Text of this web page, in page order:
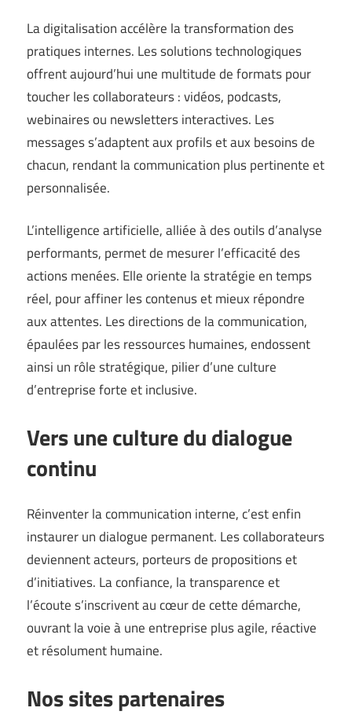
La digitalisation accélère la transformation des
pratiques internes. Les solutions technologiques
offrent aujourd’hui une multitude de formats pour
toucher les collaborateurs : vidéos, podcasts,
webinaires ou newsletters interactives. Les
messages s’adaptent aux profils et aux besoins de
chacun, rendant la communication plus pertinente et
personnalisée.
L’intelligence artificielle, alliée à des outils d’analyse
performants, permet de mesurer l’efficacité des
actions menées. Elle oriente la stratégie en temps
réel, pour affiner les contenus et mieux répondre
aux attentes. Les directions de la communication,
épaulées par les ressources humaines, endossent
ainsi un rôle stratégique, pilier d’une culture
d’entreprise forte et inclusive.
Vers une culture du dialogue
continu
Réinventer la communication interne, c’est enfin
instaurer un dialogue permanent. Les collaborateurs
deviennent acteurs, porteurs de propositions et
d’initiatives. La confiance, la transparence et
l’écoute s’inscrivent au cœur de cette démarche,
ouvrant la voie à une entreprise plus agile, réactive
et résolument humaine.
Nos sites partenaires